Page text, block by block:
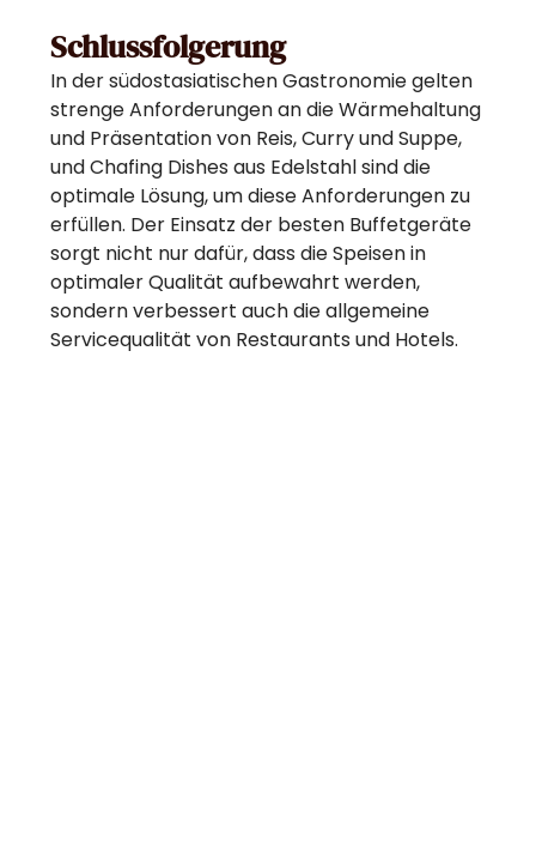
Schlussfolgerung
In der südostasiatischen Gastronomie gelten
strenge Anforderungen an die Wärmehaltung
und Präsentation von Reis, Curry und Suppe,
und Chafing Dishes aus Edelstahl sind die
optimale Lösung, um diese Anforderungen zu
erfüllen. Der Einsatz der besten Buffetgeräte
sorgt nicht nur dafür, dass die Speisen in
optimaler Qualität aufbewahrt werden,
sondern verbessert auch die allgemeine
Servicequalität von Restaurants und Hotels.